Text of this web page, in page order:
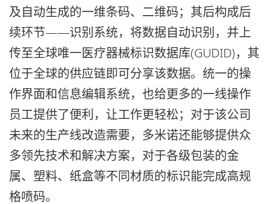
及自动生成的一维条码、二维码；其后构成后
续环节——识别系统，将数据自动识别，并上
传至全球唯一医疗器械标识数据库(GUDID)，其
位于全球的供应链即可分享该数据。统一的操
作界面和信息编辑系统，也给更多的一线操作
员工提供了便利，让工作更轻松；对于该公司
未来的生产线改造需要，多米诺还能够提供众
多领先技术和解决方案，对于各级包装的金
属、塑料、纸盒等不同材质的标识能完成高规
格喷码。